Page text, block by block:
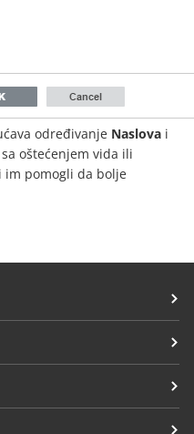
određivanje Naslova i
oštećenjem vida ili
im pomogli da bolje